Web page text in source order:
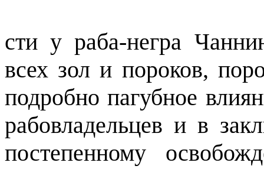
сти у раба-негра
всех зол и пороков,
подробно пагубное
рабовладельцев и в
постепенному